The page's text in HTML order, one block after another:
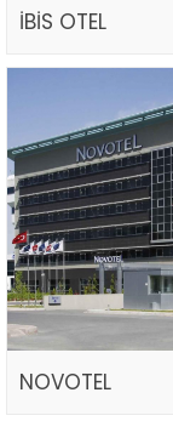
İBİS OTEL
NOVOTEL